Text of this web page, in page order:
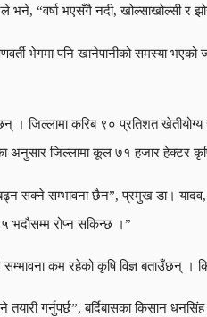
भने, “वर्षा भएसँगै नदी, खोल्साखोल्सी र
भेगमा पनि खानेपानीको
जिल्लामा करिब ९० प्रतिशत खेतीयोग्य
अनुसार जिल्लामा कूल ७१ हजार हेक्टर
सक्ने सम्भावना छैन”, प्रमुख डा।
भदौसम्म रोप्न सकिन्छ ।”
कम रहेको कृषि विज्ञ बताउँछन् ।
गर्नुपर्छ”, बर्दिबासका किसान